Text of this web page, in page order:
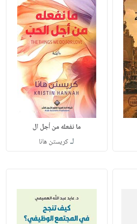
ما نفعله من أجل ال
لـكريستن هانا